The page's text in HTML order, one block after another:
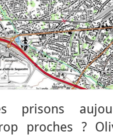
prisons
proches ?